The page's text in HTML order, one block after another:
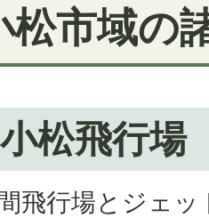
松市域の
松飛行場
飛行場とジェッ